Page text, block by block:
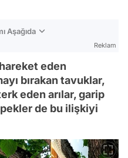
Aşağıda
Reklam
eden
bırakan tavuklar,
eden arılar, garip
de bu ilişkiyi